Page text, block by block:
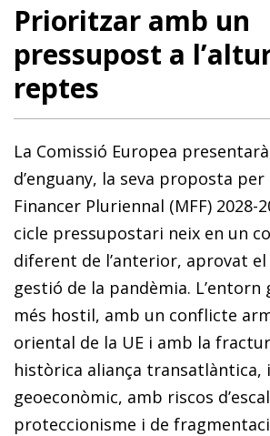
Prioritzar amb un
pressupost a
reptes
La Comissió Europea
d’enguany, la seva proposta per
Financer Pluriennal (MFF) 2028-
cicle pressupostari neix en un
diferent de l’anterior, aprovat el
gestió de la pandèmia. L’entorn
més hostil, amb un conflicte
oriental de la UE i amb la
històrica aliança transatlàntica,
geoeconòmic, amb riscos
proteccionisme i de